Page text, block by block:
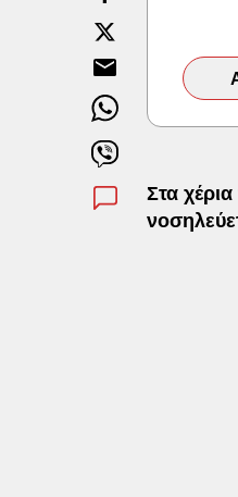
Στα χέρια